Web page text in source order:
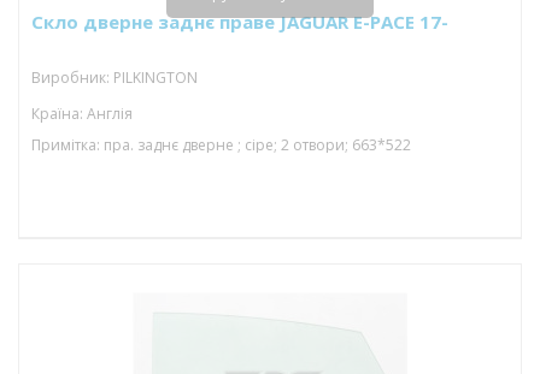
Скло дверне заднє праве JAGUAR E-PACE 17-
Виробник: PILKINGTON
Країна: Англія
Примітка: пра. заднє дверне ; сіре; 2 отвори; 663*522